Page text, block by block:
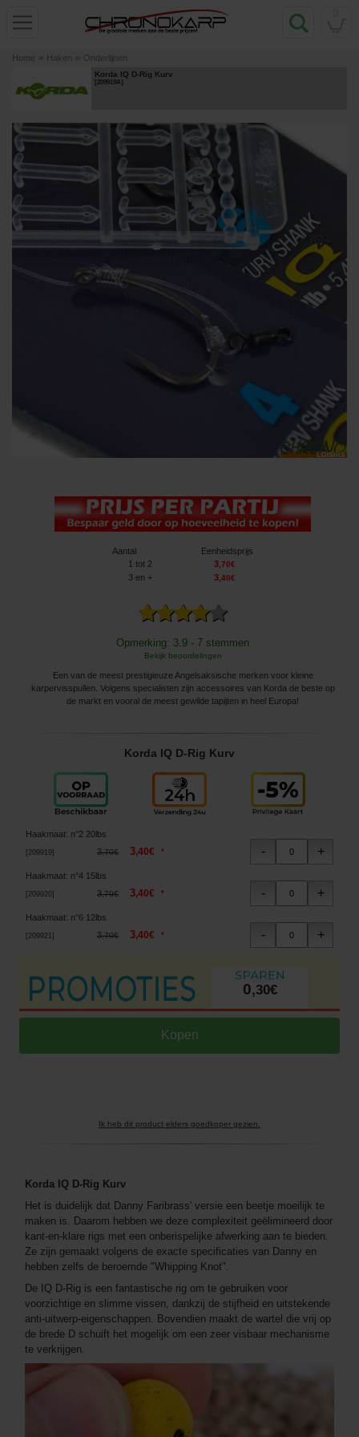
Home » Haken » Onderlijnen
Korda IQ D-Rig Kurv
[209919A]
Aantal
Eenheidsprijs
1 tot 2 3 ,70€
3 en + 3 ,40€
Opmerking: 3.9 - 7 stemmen
Bekijk beoordelingen
Een van de meest prestigieuze Angelsaksische merken voor kleine
karpervisspullen. Volgens specialisten zijn accessoires van Korda de beste op
de markt en vooral de meest gewilde tapijten in heel Europa!
Korda IQ D-Rig Kurv
Haakmaat: n°2 20lbs
209919] 3,70€ 3,40€ *
Haakmaat: n°4 15lbs
209920] 3,70€ 3,40€ *
Haakmaat: n°6 12lbs
209921 ] 3,70€ 3,40€ *
0,30€
Ik heb dit product elders goedkoper gezien.
Korda IQ D-Rig Kurv
Het is duidelijk dat Danny Faribrass' versie een beetje moeilijk te
maken is. Daarom hebben we deze complexiteit geëlimineerd door
kant-en-klare rigs met een onberispelijke afwerking aan te bieden.
Ze zijn gemaakt volgens de exacte specificaties van Danny en
hebben zelfs de beroemde "Whipping Knot".
De IQ D-Rig is een fantastische rig om te gebruiken voor
voorzichtige en slimme vissen, dankzij de stijfheid en uitstekende
anti-uitwerp-eigenschappen. Bovendien maakt de wartel die vrij op
de brede D schuift het mogelijk om een ​​zeer visbaar mechanisme
te verkrijgen.